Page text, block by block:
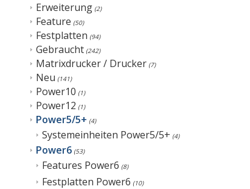
Erweiterung (2)
Feature (50)
Festplatten (94)
Gebraucht (242)
Matrixdrucker / Drucker (7)
Neu (141)
Power10 (1)
Power12 (1)
Power5/5+ (4)
Systemeinheiten Power5/5+ (4)
Power6 (53)
Features Power6 (8)
Festplatten Power6 (10)